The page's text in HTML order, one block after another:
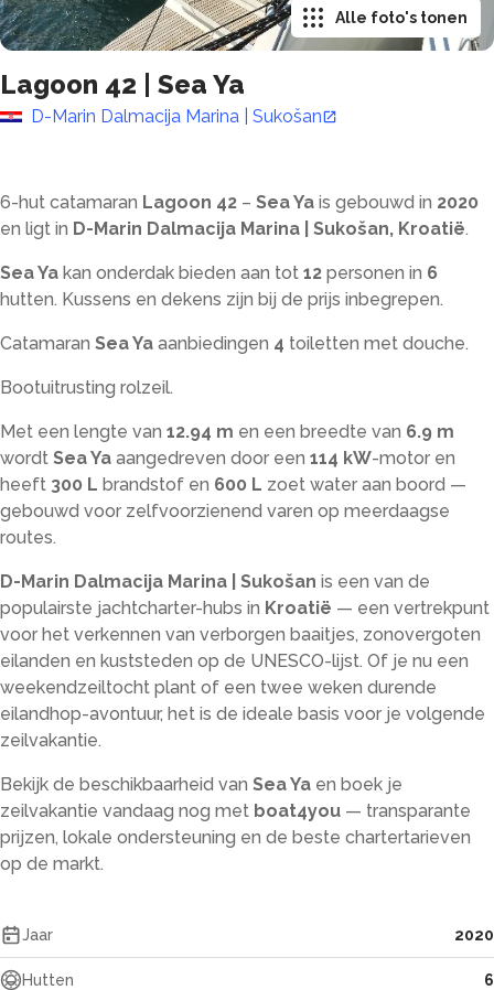
Lagoon 42 Sea Ya
D-Marin Dalmacija Marina | Sukošan
Alle foto's tonen
6-hut catamaran Lagoon 42 – Sea Ya is gebouwd in 2020
en ligt in D-Marin Dalmacija Marina | Sukošan, Kroatië.
Sea Ya kan onderdak bieden aan tot 12 personen in 6
hutten. Kussens en dekens zijn bij de prijs inbegrepen.
Catamaran Sea Ya aanbiedingen 4 toiletten met douche.
Bootuitrusting rolzeil.
Met een lengte van 12.94 m en een breedte van 6.9 m
wordt Sea Ya aangedreven door een 114 kW-motor en
heeft 300 L brandstof en 600 L zoet water aan boord —
gebouwd voor zelfvoorzienend varen op meerdaagse
routes.
D-Marin Dalmacija Marina | Sukošan is een van de
populairste jachtcharter-hubs in Kroatië — een vertrekpunt
voor het verkennen van verborgen baaitjes, zonovergoten
eilanden en kuststeden op de UNESCO-lijst. Of je nu een
weekendzeiltocht plant of een twee weken durende
eilandhop-avontuur, het is de ideale basis voor je volgende
zeilvakantie.
Bekijk de beschikbaarheid van Sea Ya en boek je
zeilvakantie vandaag nog met boat4you — transparante
prijzen, lokale ondersteuning en de beste chartertarieven
op de markt.
Jaar 2020
Hutten 6